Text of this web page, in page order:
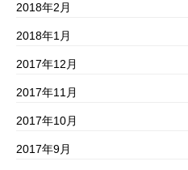
2018年2月
2018年1月
2017年12月
2017年11月
2017年10月
2017年9月